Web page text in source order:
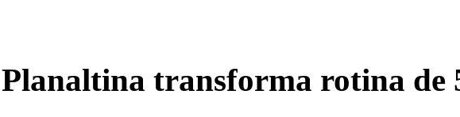
transforma rotina de